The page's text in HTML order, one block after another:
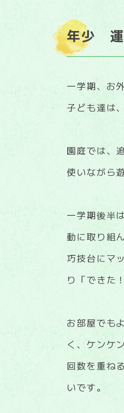
年少
一学期、お
子ども達は
園庭では、
使いながら
一学期後半
動に取り組
巧技台にマ
り「できた
お部屋でも
く、ケンケ
回数を重ね
いです。